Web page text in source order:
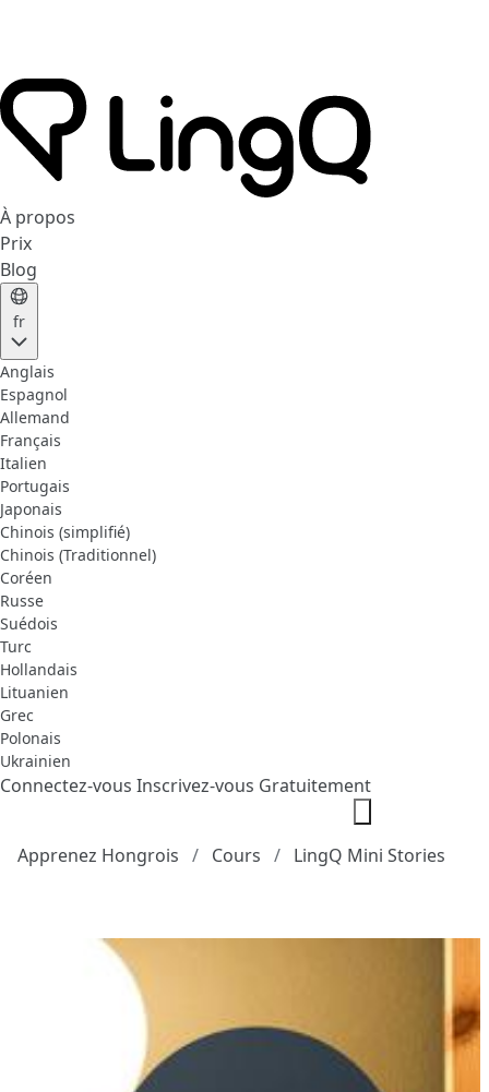
À propos
Prix
Blog
fr
Anglais
Espagnol
Allemand
Français
Italien
Portugais
Japonais
Chinois (simplifié)
Chinois (Traditionnel)
Coréen
Russe
Suédois
Turc
Hollandais
Lituanien
Grec
Polonais
Ukrainien
Connectez-vous Inscrivez-vous Gratuitement
Apprenez Hongrois Cours LingQ Mini Stories